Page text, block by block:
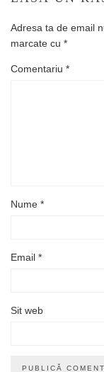
Adresa ta de email
marcate cu *
Comentariu *
Nume *
Email *
Sit web